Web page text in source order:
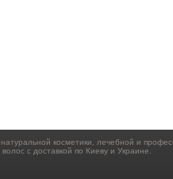
косметики, лечебной и
с доставкой по Киеву и Украине.